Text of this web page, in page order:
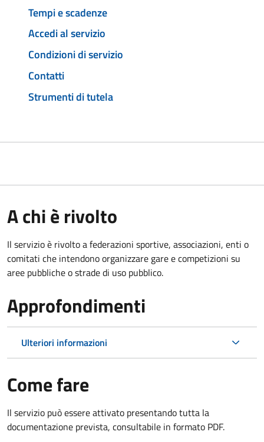
Tempi e scadenze
Accedi al servizio
Condizioni di servizio
Contatti
Strumenti di tutela
A chi è rivolto
Il servizio è rivolto a federazioni sportive, associazioni, enti o
comitati che intendono organizzare gare e competizioni su
aree pubbliche o strade di uso pubblico.
Approfondimenti
Ulteriori informazioni
Come fare
Il servizio può essere attivato presentando tutta la
documentazione prevista, consultabile in formato PDF.